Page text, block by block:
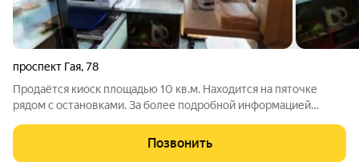
проспект Гая,78
Продаётся киоск площадью 10 кв.м. Находится на пяточке
рядом с остановками. За более подробной информацией
напишите сообщение в любое удобное для вас время.
Позвонить